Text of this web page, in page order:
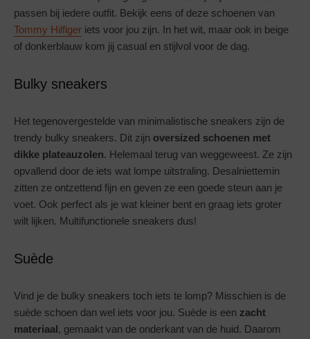
passen bij iedere outfit. Bekijk eens of deze schoenen van
Tommy Hilfiger iets voor jou zijn. In het wit, maar ook in beige
of donkerblauw kom jij casual en stijlvol voor de dag.
Bulky sneakers
Het tegenovergestelde van minimalistische sneakers zijn de
trendy bulky sneakers. Dit zijn oversized schoenen met
dikke plateauzolen. Helemaal terug van weggeweest. Ze zijn
opvallend door de iets wat lompe uitstraling. Desalniettemin
zitten ze ontzettend fijn en geven ze een goede steun aan je
voet. Ook perfect als je wat kleiner bent en graag iets groter
wilt lijken. Multifunctionele sneakers dus!
Suède
Vind je de bulky sneakers toch iets te lomp? Misschien is de
suède schoen dan wel iets voor jou. Suède is een zacht
materiaal, gemaakt van de onderkant van de huid. Daarom